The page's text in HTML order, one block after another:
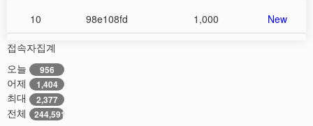
10 98e108fd 1,000 New
접속자집계
오늘
956
어제 1,404
최대 2,377
전체 244,591